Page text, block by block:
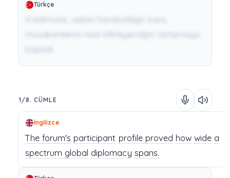
Türkçe
Katılımcılar, askeri hareketliliğin barış
müzakerelerini nasıl etkileyeceğini tartışmaya
1/8. CÜMLE
İngilizce
The forum's participant profile proved how wide a
spectrum global diplomacy spans.